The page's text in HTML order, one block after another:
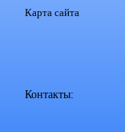
Карта сайта
Контакты: